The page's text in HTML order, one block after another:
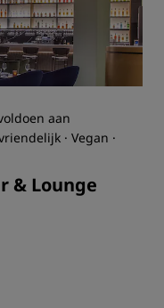
aan
· Vegan ·
& Lounge